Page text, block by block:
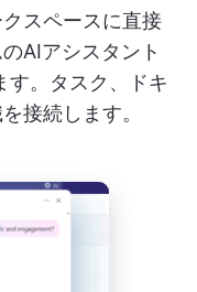
スペースに直接
AIアシスタント
す。タスク、ドキ
接続します。